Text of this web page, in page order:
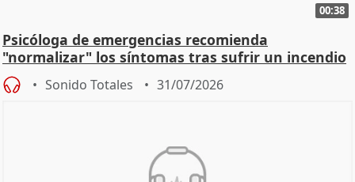
00:38
Psicóloga de emergencias recomienda
"normalizar" los síntomas tras sufrir un incendio
Sonido Totales 31/07/2026